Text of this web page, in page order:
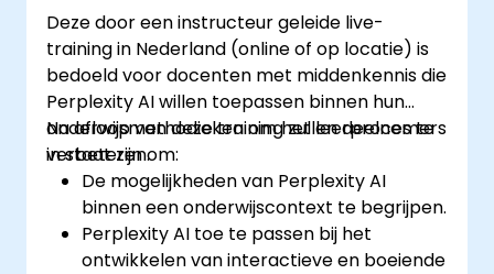
Deze door een instructeur geleide live-
training in Nederland (online of op locatie) is
bedoeld voor docenten met middenkennis die
Perplexity AI willen toepassen binnen hun
onderwijsmethodieken om het leerproces te
verbeteren.
Na afloop van deze training zullen deelnemers
in staat zijn om:
De mogelijkheden van Perplexity AI
binnen een onderwijscontext te begrijpen.
Perplexity AI toe te passen bij het
ontwikkelen van interactieve en boeiende